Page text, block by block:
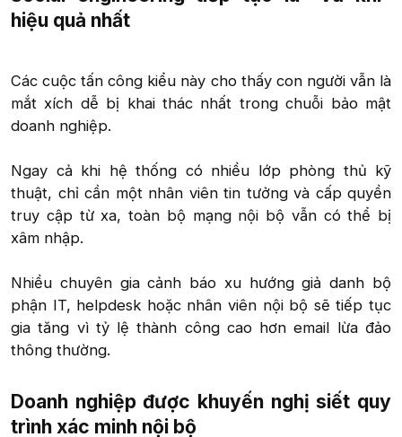
hiệu quả nhất​
Các cuộc tấn công kiểu này cho thấy con người vẫn là
mắt xích dễ bị khai thác nhất trong chuỗi bảo mật
doanh nghiệp.
Ngay cả khi hệ thống có nhiều lớp phòng thủ kỹ
thuật, chỉ cần một nhân viên tin tưởng và cấp quyền
truy cập từ xa, toàn bộ mạng nội bộ vẫn có thể bị
xâm nhập.
Nhiều chuyên gia cảnh báo xu hướng giả danh bộ
phận IT, helpdesk hoặc nhân viên nội bộ sẽ tiếp tục
gia tăng vì tỷ lệ thành công cao hơn email lừa đảo
thông thường.​
Doanh nghiệp được khuyến nghị siết quy
trình xác minh nội bộ​